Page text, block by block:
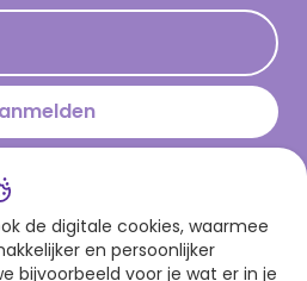
de digitale cookies, waarmee
en persoonlijker
bijvoorbeeld voor je wat er in je